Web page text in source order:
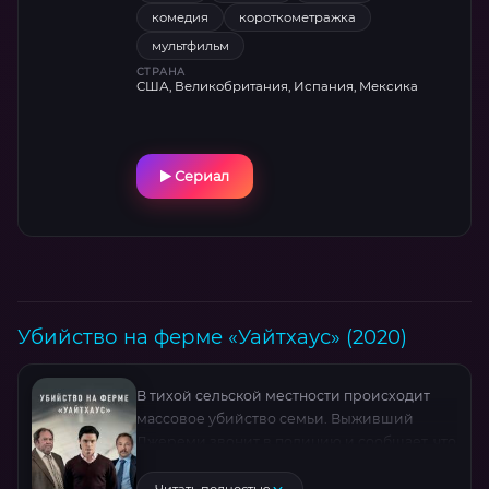
комедия
короткометражка
мультфильм
СТРАНА
США, Великобритания, Испания, Мексика
Сериал
Убийство на ферме «Уайтхаус» (2020)
В тихой сельской местности происходит
массовое убийство семьи. Выживший